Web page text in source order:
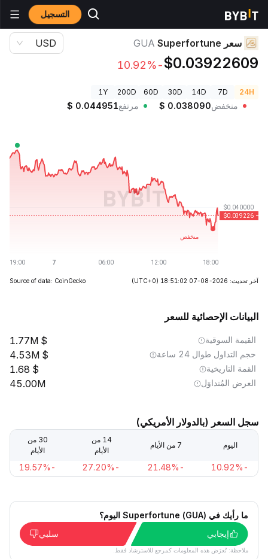
التسجيل أسعار العملات الرقمية
سعر Superfortune GUA
$0.03922609
-10.92%
USD
24H
7D
14D
30D
60D
200D
1Y
منخفض $ 0.038090 مرتفع $ 0.044951
آخر تحديث: 2026-08-07 18:51:02 (UTC+0)
Source of data: CoinGecko
البيانات الإحصائية للسعر
القيمة السوقية 1.77M
حجم التداول طوال 24 ساعة 4.53M
القمة التاريخية 1.68
العرض المُتداوَل 45.00M
سجل السعر (بالدولار الأمريكي)
اليوم 7 من الأيام
14 من
الأيام
30 من
الأيام
-10.92%
-21.48%
-27.20%
-19.57%
ما رأيك في Superfortune (GUA) اليوم؟
إيجابي
سلبي
ملاحظة: تُعرَض هذه المعلومات كمرجع للاسترشاد فقط.